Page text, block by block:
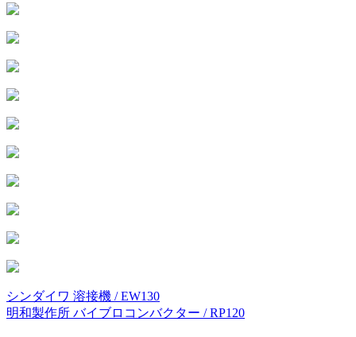
投
稿
シンダイワ 溶接機 / EW130
明和製作所 バイブロコンバクター / RP120